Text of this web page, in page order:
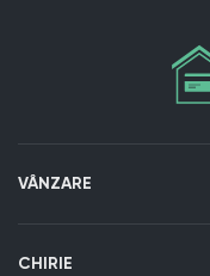
VÂNZARE
CHIRIE